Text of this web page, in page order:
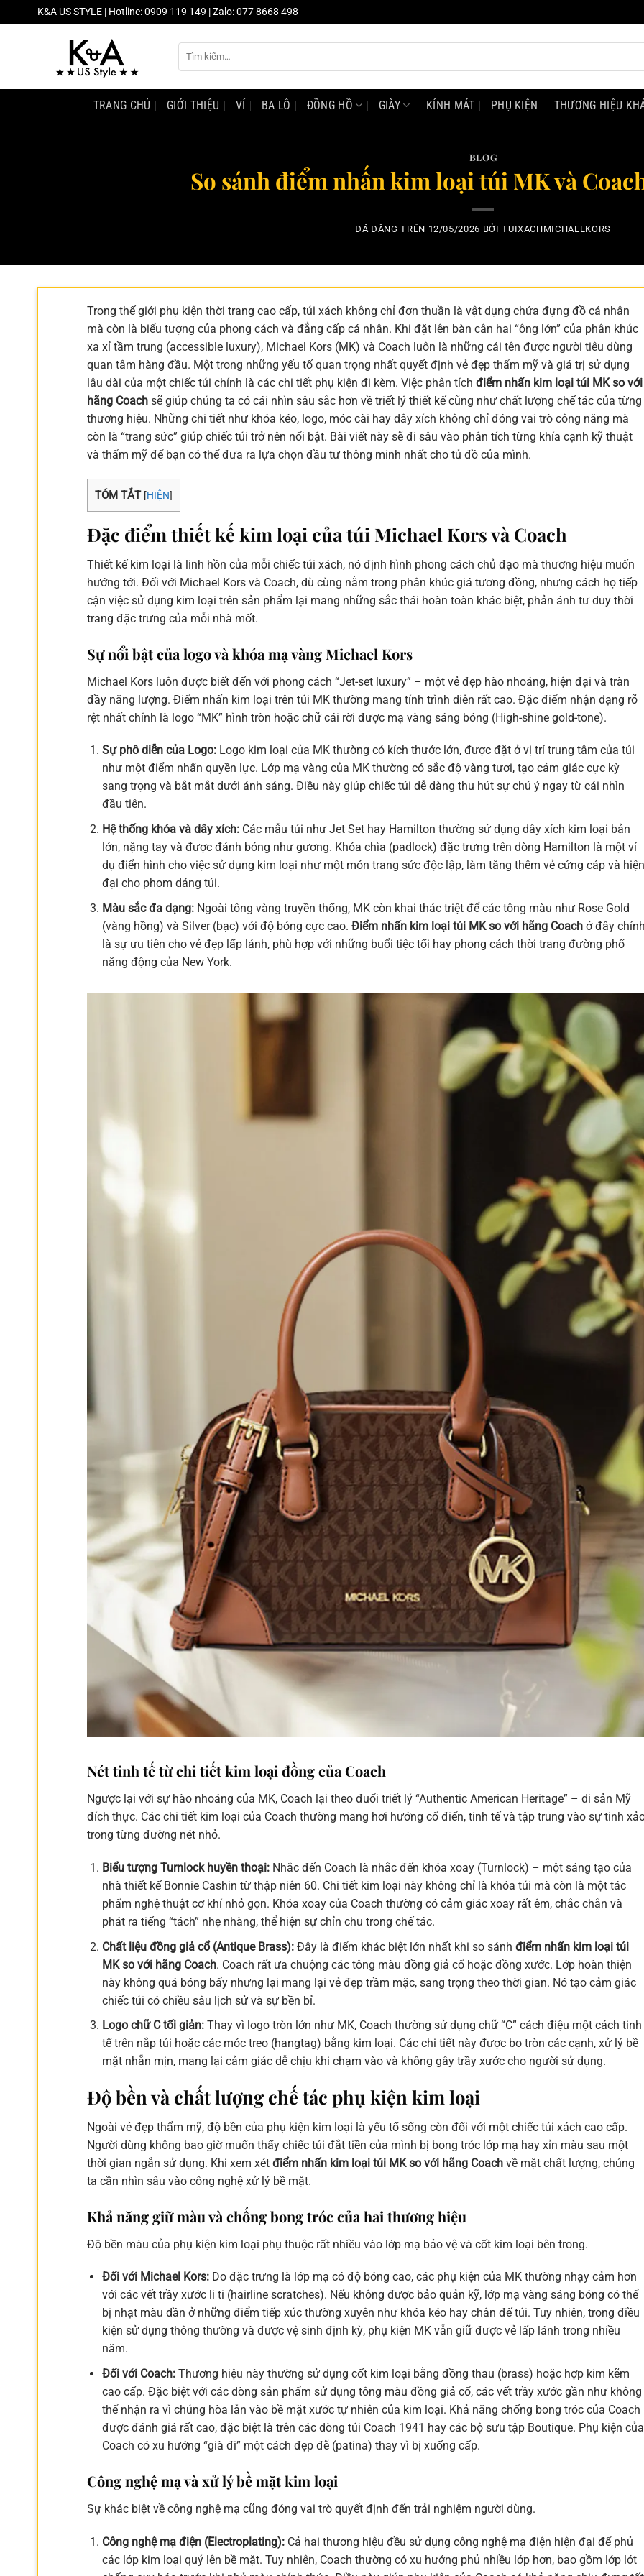
đến
K&A US STYLE | Hotline: 0909 119 149 | Zalo: 077 8668 498
kiếm:
TRANG CHỦ GIỚI THIỆU VÍ BA LÔ ĐỒNG HỒ GIÀY KÍNH MÁT PHỤ KIỆN THƯƠNG HIỆU
BLOG
So sánh điểm nhấn kim loại túi MK và
ĐÃ ĐĂNG TRÊN 12/05/2026 BỞITUIXACHMICHAELKORS
Trong thế giới phụ kiện thời trang cao cấp, túi xách không chỉ đơn thuần là vật dụng chứa đựng đồ cá nhân
mà còn là biểu tượng của phong cách và đẳng cấp cá nhân. Khi đặt lên bàn cân hai “ông lớn” của phân khúc
xa xỉ tầm trung (accessible luxury), Michael Kors (MK) và Coach luôn là những cái tên được người tiêu dùng
quan tâm hàng đầu. Một trong những yếu tố quan trọng nhất quyết định vẻ đẹp thẩm mỹ và giá trị sử dụng
lâu dài của một chiếc túi chính là các chi tiết phụ kiện đi kèm. Việc phân tích điểm nhấn kim loại túi MK so với
hãng Coach sẽ giúp chúng ta có cái nhìn sâu sắc hơn về triết lý thiết kế cũng như chất lượng chế tác của từng
thương hiệu. Những chi tiết như khóa kéo, logo, móc cài hay dây xích không chỉ đóng vai trò công năng mà
còn là “trang sức” giúp chiếc túi trở nên nổi bật. Bài viết này sẽ đi sâu vào phân tích từng khía cạnh kỹ thuật
và thẩm mỹ để bạn có thể đưa ra lựa chọn đầu tư thông minh nhất cho tủ đồ của mình.
TÓM TẮT [HIỆN]
Đặc điểm thiết kế kim loại của túi Michael Kors và Coach
Thiết kế kim loại là linh hồn của mỗi chiếc túi xách, nó định hình phong cách chủ đạo mà thương hiệu muốn
hướng tới. Đối với Michael Kors và Coach, dù cùng nằm trong phân khúc giá tương đồng, nhưng cách họ tiếp
cận việc sử dụng kim loại trên sản phẩm lại mang những sắc thái hoàn toàn khác biệt, phản ánh tư duy thời
trang đặc trưng của mỗi nhà mốt.
Sự nổi bật của logo và khóa mạ vàng Michael Kors
Michael Kors luôn được biết đến với phong cách “Jet-set luxury” – một vẻ đẹp hào nhoáng, hiện đại và tràn
đầy năng lượng. Điểm nhấn kim loại trên túi MK thường mang tính trình diễn rất cao. Đặc điểm nhận dạng rõ
rệt nhất chính là logo “MK” hình tròn hoặc chữ cái rời được mạ vàng sáng bóng (High-shine gold-tone).
Sự phô diễn của Logo:Logo kim loại của MK thường có kích thước lớn, được đặt ở vị trí trung tâm của túi
như một điểm nhấn quyền lực. Lớp mạ vàng của MK thường có sắc độ vàng tươi, tạo cảm giác cực kỳ
sang trọng và bắt mắt dưới ánh sáng. Điều này giúp chiếc túi dễ dàng thu hút sự chú ý ngay từ cái nhìn
đầu tiên.
Hệ thống khóa và dây xích:Các mẫu túi như Jet Set hay Hamilton thường sử dụng dây xích kim loại bản
lớn, nặng tay và được đánh bóng như gương. Khóa chìa (padlock) đặc trưng trên dòng Hamilton là một ví
dụ điển hình cho việc sử dụng kim loại như một món trang sức độc lập, làm tăng thêm vẻ cứng cáp và hiện
đại cho phom dáng túi.
Màu sắc đa dạng:Ngoài tông vàng truyền thống, MK còn khai thác triệt để các tông màu như Rose Gold
(vàng hồng) và Silver (bạc) với độ bóng cực cao. Điểm nhấn kim loại túi MK so với hãng Coachở đây
là sự ưu tiên cho vẻ đẹp lấp lánh, phù hợp với những buổi tiệc tối hay phong cách thời trang đường phố
năng động của New York.
Nét tinh tế từ chi tiết kim loại đồng của Coach
Ngược lại với sự hào nhoáng của MK, Coach lại theo đuổi triết lý “Authentic American Heritage” – di sản Mỹ
đích thực. Các chi tiết kim loại của Coach thường mang hơi hướng cổ điển, tinh tế và tập trung vào sự tinh
trong từng đường nét nhỏ.
Biểu tượng Turnlock huyền thoại:Nhắc đến Coach là nhắc đến khóa xoay (Turnlock) – một sáng tạo của
nhà thiết kế Bonnie Cashin từ thập niên 60. Chi tiết kim loại này không chỉ là khóa túi mà còn là một tác
phẩm nghệ thuật cơ khí nhỏ gọn. Khóa xoay của Coach thường có cảm giác xoay rất êm, chắc chắn và
phát ra tiếng “tách” nhẹ nhàng, thể hiện sự chỉn chu trong chế tác.
Chất liệu đồng giả cổ (Antique Brass):Đây là điểm khác biệt lớn nhất khi so sánh điểm nhấn kim loại túi
MK so với hãng Coach. Coach rất ưa chuộng các tông màu đồng giả cổ hoặc đồng xước. Lớp hoàn thiện
này không quá bóng bẩy nhưng lại mang lại vẻ đẹp trầm mặc, sang trọng theo thời gian. Nó tạo cảm giác
chiếc túi có chiều sâu lịch sử và sự bền bỉ.
Logo chữ C tối giản:Thay vì logo tròn lớn như MK, Coach thường sử dụng chữ “C” cách điệu một cách tinh
tế trên nắp túi hoặc các móc treo (hangtag) bằng kim loại. Các chi tiết này được bo tròn các cạnh, xử lý bề
mặt nhẵn mịn, mang lại cảm giác dễ chịu khi chạm vào và không gây trầy xước cho người sử dụng.
Độ bền và chất lượng chế tác phụ kiện kim loại
Ngoài vẻ đẹp thẩm mỹ, độ bền của phụ kiện kim loại là yếu tố sống còn đối với một chiếc túi xách cao cấp.
Người dùng không bao giờ muốn thấy chiếc túi đắt tiền của mình bị bong tróc lớp mạ hay xỉn màu sau một
thời gian ngắn sử dụng. Khi xem xét điểm nhấn kim loại túi MK so với hãng Coach về mặt chất lượng, chúng
ta cần nhìn sâu vào công nghệ xử lý bề mặt.
Khả năng giữ màu và chống bong tróc của hai thương hiệu
Độ bền màu của phụ kiện kim loại phụ thuộc rất nhiều vào lớp mạ bảo vệ và cốt kim loại bên trong.
Đối với Michael Kors:Do đặc trưng là lớp mạ có độ bóng cao, các phụ kiện của MK thường nhạy cảm hơn
với các vết trầy xước li ti (hairline scratches). Nếu không được bảo quản kỹ, lớp mạ vàng sáng bóng có thể
bị nhạt màu dần ở những điểm tiếp xúc thường xuyên như khóa kéo hay chân đế túi. Tuy nhiên, trong điều
kiện sử dụng thông thường và được vệ sinh định kỳ, phụ kiện MK vẫn giữ được vẻ lấp lánh trong nhiều
năm.
Đối với Coach:Thương hiệu này thường sử dụng cốt kim loại bằng đồng thau (brass) hoặc hợp kim kẽm
cao cấp. Đặc biệt với các dòng sản phẩm sử dụng tông màu đồng giả cổ, các vết trầy xước gần như không
thể nhận ra vì chúng hòa lẫn vào bề mặt xước tự nhiên của kim loại. Khả năng chống bong tróc của Coach
được đánh giá rất cao, đặc biệt là trên các dòng túi Coach 1941 hay các bộ sưu tập Boutique. Phụ kiện của
Coach có xu hướng “già đi” một cách đẹp đẽ (patina) thay vì bị xuống cấp.
Công nghệ mạ và xử lý bề mặt kim loại
Sự khác biệt về công nghệ mạ cũng đóng vai trò quyết định đến trải nghiệm người dùng.
Công nghệ mạ điện (Electroplating):Cả hai thương hiệu đều sử dụng công nghệ mạ điện hiện đại để phủ
các lớp kim loại quý lên bề mặt. Tuy nhiên, Coach thường có xu hướng phủ nhiều lớp hơn, bao gồm lớp lót